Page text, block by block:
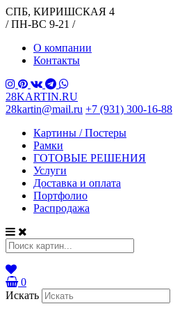
СПБ, КИРИШСКАЯ 4
/ ПН-ВС 9-21 /
О компании
Контакты
28KARTIN.RU
28kartin@mail.ru +7 (931) 300-16-88
Картины / Постеры
Рамки
ГОТОВЫЕ РЕШЕНИЯ
Услуги
Доставка и оплата
Портфолио
Распродажа
0
Искать